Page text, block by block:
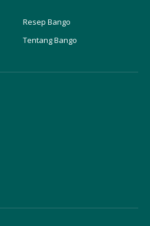
Resep Bango
Tentang Bango